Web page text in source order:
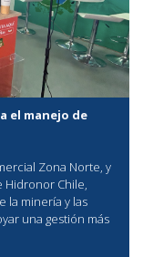
el manejo de
Zona Norte, y
Hidronor Chile,
la minería y las
una gestión más